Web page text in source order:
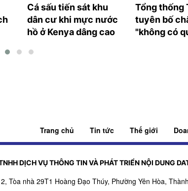
Cá sấu tiến sát khu
dân cư khi mực nước
hồ ở Kenya dâng cao
Tổng thống
tuyên bố
"không có
Trang chủ Tin tức Thế giới
DỊCH VỤ THÔNG TIN VÀ PHÁT TRIỂN NỘI DUNG
Tòa nhà 29T1 Hoàng Đạo Thúy, Phường Yên Hòa,